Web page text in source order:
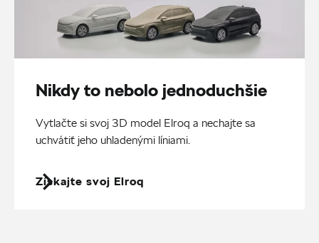
Nikdy to nebolo jednoduchšie
Vytlačte si svoj 3D model Elroq a nechajte sa
uchvátiť jeho uhladenými líniami.
Získajte svoj Elroq